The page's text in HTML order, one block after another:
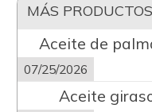
MÁS
Aceite de
07/25/2026
Aceite